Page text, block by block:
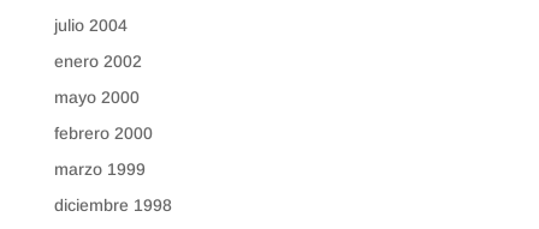
julio 2004
enero 2002
mayo 2000
febrero 2000
marzo 1999
diciembre 1998